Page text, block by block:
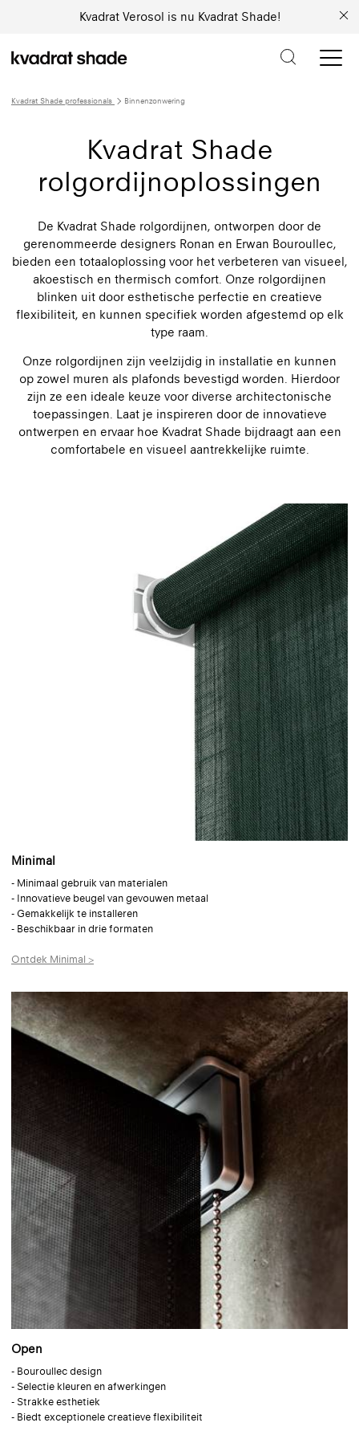
Kvadrat Verosol is nu Kvadrat Shade!
Kvadrat Shade professionals Binnenzonwering
Kvadrat Shade
rolgordijnoplossingen
De Kvadrat Shade rolgordijnen, ontworpen door de
gerenommeerde designers Ronan en Erwan Bouroullec,
bieden een totaaloplossing voor het verbeteren van visueel,
akoestisch en thermisch comfort. Onze rolgordijnen
blinken uit door esthetische perfectie en creatieve
flexibiliteit, en kunnen specifiek worden afgestemd op elk
type raam.
Onze rolgordijnen zijn veelzijdig in installatie en kunnen
op zowel muren als plafonds bevestigd worden. Hierdoor
zijn ze een ideale keuze voor diverse architectonische
toepassingen. Laat je inspireren door de innovatieve
ontwerpen en ervaar hoe Kvadrat Shade bijdraagt aan een
comfortabele en visueel aantrekkelijke ruimte.
Minimal
- Minimaal gebruik van materialen
- Innovatieve beugel van gevouwen metaal
- Gemakkelijk te installeren
- Beschikbaar in drie formaten
Ontdek Minimal >
Open
- Bouroullec design
- Selectie kleuren en afwerkingen
- Strakke esthetiek
- Biedt exceptionele creatieve flexibiliteit